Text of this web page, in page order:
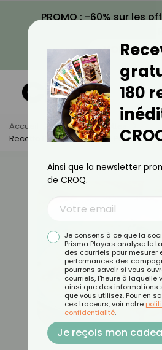
PROMO : -60% sur les
VOIR LA
Accueil Actus
Recettes
Recette De One Pot Pasta Poulet-
180
Ainsi que la newsletter
de CROQ.
Je consens à ce que la
Prisma Players analyse le
des courriels pour mesurer
performances des
pourrons savoir si vous
courriels, l'heure à laquelle
ainsi que des informations
que vous utilisez. Pour en
ces traceurs, voir notre
confidentialité.
Je reçois mon